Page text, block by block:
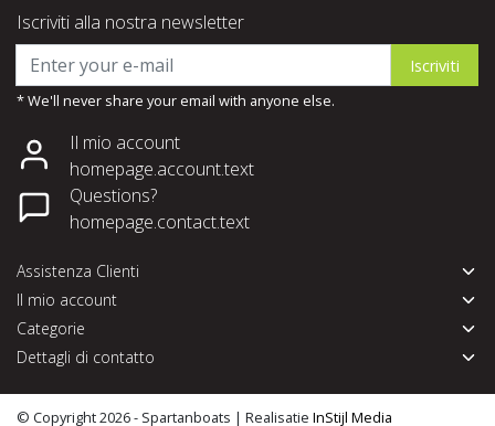
Iscriviti alla nostra newsletter
Iscriviti
* We'll never share your email with anyone else.
Il mio account
homepage.account.text
Questions?
homepage.contact.text
Assistenza Clienti
Il mio account
Categorie
Dettagli di contatto
© Copyright 2026 - Spartanboats | Realisatie InStijl Media